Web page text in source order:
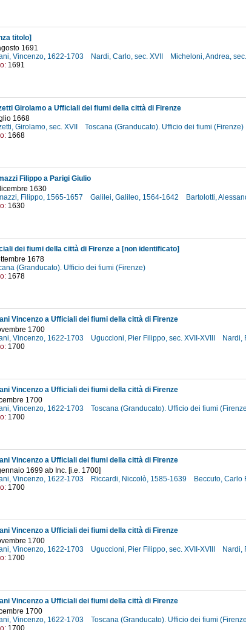
titolo]
1691
Vincenzo, 1622-1703
Nardi, Carlo, sec. XVII Micheloni, Andrea, sec.
1691
Girolamo a Ufficiali dei fiumi della città di Firenze
1668
Girolamo, sec. XVII
Toscana (Granducato). Ufficio dei fiumi (Firenze)
1668
Filippo a Parigi Giulio
1630
Filippo, 1565-1657
Galilei, Galileo, 1564-1642 Bartolotti,
1630
dei fiumi della città di Firenze a [non identificato]
1678
(Granducato). Ufficio dei fiumi (Firenze)
1678
Vincenzo a Ufficiali dei fiumi della città di Firenze
1700
Vincenzo, 1622-1703
Uguccioni, Pier Filippo, sec. XVII-XVIII Nardi,
1700
Vincenzo a Ufficiali dei fiumi della città di Firenze
1700
Vincenzo, 1622-1703
Toscana (Granducato). Ufficio dei fiumi
1700
Vincenzo a Ufficiali dei fiumi della città di Firenze
1699 ab Inc. [i.e. 1700]
Vincenzo, 1622-1703
Riccardi, Niccolò, 1585-1639 Beccuto, Carlo
1700
Vincenzo a Ufficiali dei fiumi della città di Firenze
1700
Vincenzo, 1622-1703
Uguccioni, Pier Filippo, sec. XVII-XVIII Nardi,
1700
Vincenzo a Ufficiali dei fiumi della città di Firenze
1700
Vincenzo, 1622-1703
Toscana (Granducato). Ufficio dei fiumi